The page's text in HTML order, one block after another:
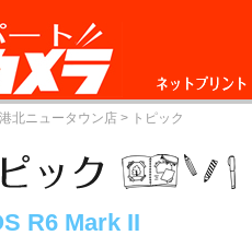
ネットプリント
北ニュータウン店 > トピック
R6 Mark II